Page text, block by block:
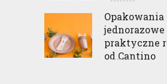
Opakowania
jednorazowe
praktyczne
od Cantino